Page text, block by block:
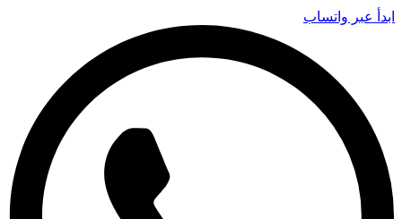
ابدأ عبر واتساب